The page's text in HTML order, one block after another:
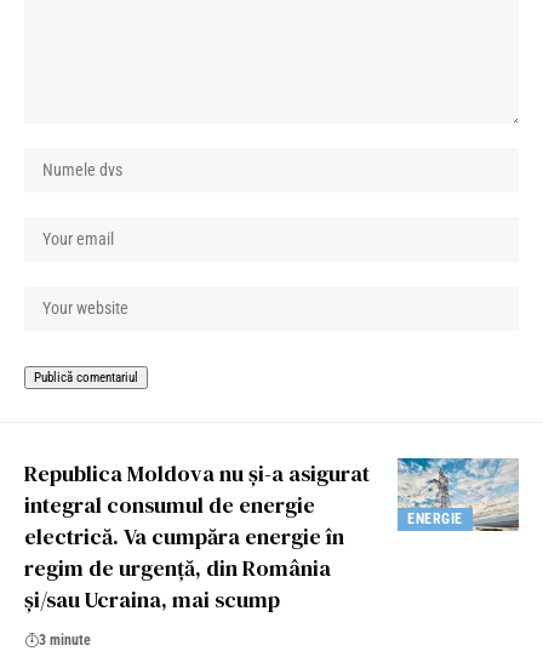
ENERGIE
Republica Moldova nu și-a asigurat
integral consumul de energie
electrică. Va cumpăra energie în
regim de urgență, din România
și/sau Ucraina, mai scump
3 minute